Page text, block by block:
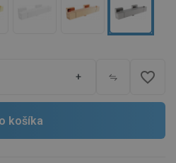
+ favorite_border
košíka